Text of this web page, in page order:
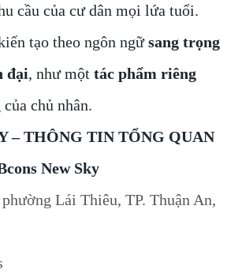
cầu của cư dân mọi lứa tuổi.
tạo theo ngôn ngữsang trọng
đại, như một tác phẩm riêng
chủ nhân.
– THÔNG TIN TỔNG QUAN
New Sky
Lái Thiêu, TP. Thuận An,